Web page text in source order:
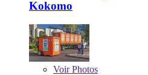
Kokomo
VoirPhotos